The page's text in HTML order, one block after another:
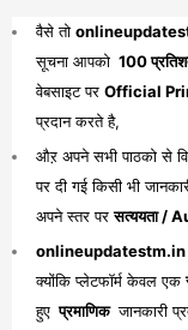
वैसे तो
सूचना आपको 100
वेबसाइट पर Official
प्रदान करते है,
औऱ अपने सभी पाठको से
पर दी गई किसी भी
अपने स्तर परसत्ययता /
onlineupdatestm.in
क्योंकि प्लेटफॉर्म केवल एक
हुए प्रमाणिक जानकारी